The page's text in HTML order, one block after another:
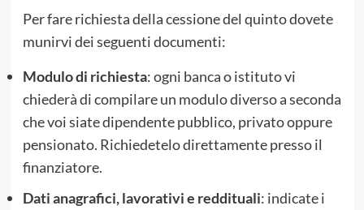
Per fare richiesta della cessione del quinto dovete
munirvi dei seguenti documenti:
Modulo di richiesta: ogni banca o istituto vi
chiederà di compilare un modulo diverso a seconda
che voi siate dipendente pubblico, privato oppure
pensionato. Richiedetelo direttamente presso il
finanziatore.
Dati anagrafici, lavorativi e reddituali: indicate i